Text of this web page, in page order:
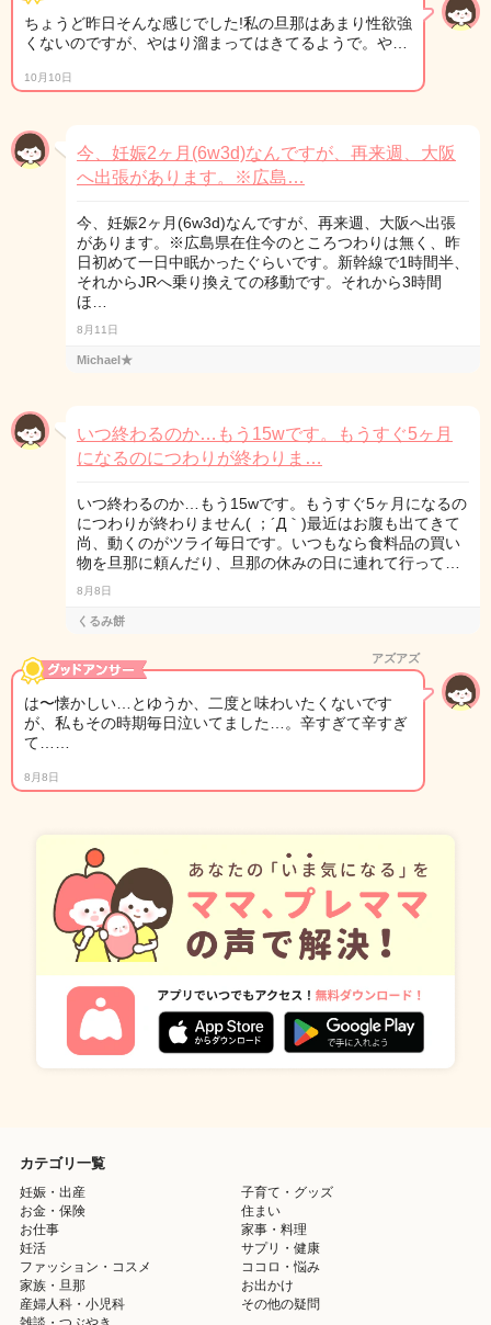
ちょうど昨日そんな感じでした!私の旦那はあまり性欲強
くないのですが、やはり溜まってはきてるようで。や…
10月10日
今、妊娠2ヶ月(6w3d)なんですが、再来週、大阪
へ出張があります。※広島…
今、妊娠2ヶ月(6w3d)なんですが、再来週、大阪へ出張
があります。※広島県在住今のところつわりは無く、昨
日初めて一日中眠かったぐらいです。新幹線で1時間半、
それからJRへ乗り換えての移動です。それから3時間
ほ…
8月11日
Michael★
いつ終わるのか…もう15wです。もうすぐ5ヶ月
になるのにつわりが終わりま…
いつ終わるのか…もう15wです。もうすぐ5ヶ月になるの
につわりが終わりません( ；´Д｀)最近はお腹も出てきて
尚、動くのがツライ毎日です。いつもなら食料品の買い
物を旦那に頼んだり、旦那の休みの日に連れて行って…
8月8日
くるみ餅
アズアズ
は〜懐かしい…とゆうか、二度と味わいたくないです
が、私もその時期毎日泣いてました…。辛すぎて辛すぎ
て……
8月8日
カテゴリ一覧
妊娠・出産
子育て・グッズ
お金・保険
住まい
お仕事
家事・料理
妊活
サプリ・健康
ファッション・コスメ
ココロ・悩み
家族・旦那
お出かけ
産婦人科・小児科
その他の疑問